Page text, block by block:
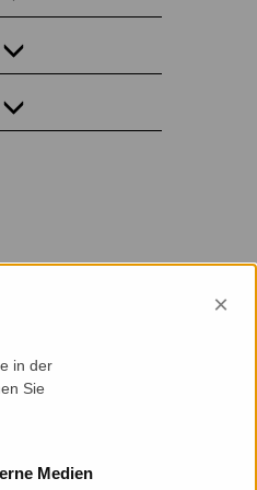
Einstellungen
×
in der
Sie
Medien